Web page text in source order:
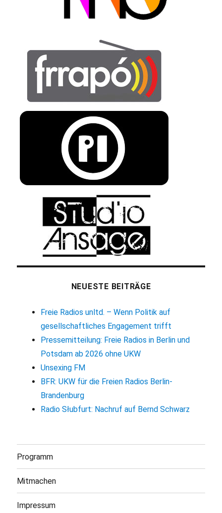
NEUESTE BEITRÄGE
Freie Radios unltd. – Wenn Politik auf
gesellschaftliches Engagement trifft
Pressemitteilung: Freie Radios in Berlin und
Potsdam ab 2026 ohne UKW
Unsexing FM
BFR: UKW für die Freien Radios Berlin-
Brandenburg
Radio Słubfurt: Nachruf auf Bernd Schwarz
Programm
Mitmachen
Impressum